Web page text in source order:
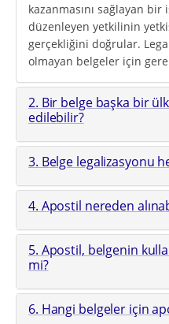
kazanmasını sağlayan
düzenleyen yetkilinin
gerçekliğini doğrular.
olmayan belgeler için
2. Bir belge başka bir
edilebilir?
3. Belge legalizasyonu
4. Apostil nereden
5. Apostil, belgenin
mi?
6. Hangi belgeler için